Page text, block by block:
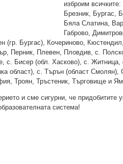
изброим
Брезник, Бургас,
Бяла Слатина,
Габрово,
(гр. Бургас), Кочериново,
Перник, Плевен, Пловдив, с.
с. Бисер (обл. Хасково), с.
област), с. Търън (област Смолян),
Троян, Тръстеник, Търговище и
и сме сигурни, че придобитите
система!